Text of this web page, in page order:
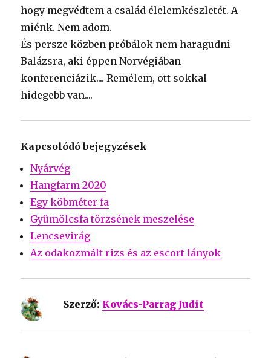
hogy megvédtem a család élelemkészletét. A
miénk. Nem adom.
És persze közben próbálok nem haragudni
Balázsra, aki éppen Norvégiában
konferenciázik.... Remélem, ott sokkal
hidegebb van....
Kapcsolódó bejegyzések
Nyárvég
Hangfarm 2020
Egy köbméter fa
Gyümölcsfa törzsének meszelése
Lencsevirág
Az odakozmált rizs és az escort lányok
Szerző: Kovács-Parrag Judit